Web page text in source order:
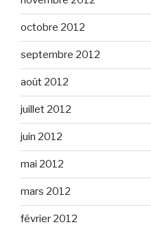
octobre 2012
septembre 2012
août 2012
juillet 2012
juin 2012
mai 2012
mars 2012
février 2012